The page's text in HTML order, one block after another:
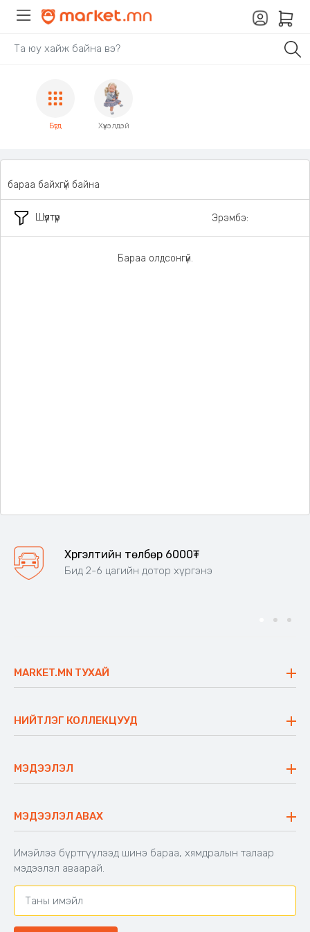
Бүгд Хүүхэлдэй
Шүүлтүүр
бараа байхгүй байна
Эрэмбэ:
Бараа олдсонгүй.
Хүргэлтийн төлбөр 6000₮
Бид 2-6 цагийн дотор хүргэнэ
MARKET.MN ТУХАЙ
Үнэт зүйлс
Ажлын байр
Блог
НИЙТЛЭГ КОЛЛЕКЦУУД
Сүүдрэвч
Аяны ширээ
Аяны түшлэгтэй сандал
МЭДЭЭЛЭЛ
Буцаалтын журам
Захиалга шалгах
Хамтран ажиллах
Холбоо барих
МЭДЭЭЛЭЛ АВАХ
Имэйлээ бүртгүүлээд шинэ бараа, хямдралын талаар
мэдээлэл аваарай.